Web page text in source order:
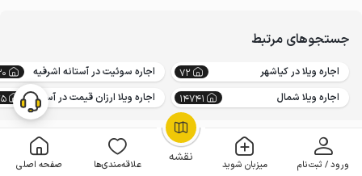
نقشه ورود / ثبت‌نام میزبان شوید علاقه‌مندی‌ها صفحه اصلی
OpenStreetMap
جستجوهای مرتبط
اجاره ویلا در کیاشهر 72 اجاره سوئیت در آستانه اشرفیه
اجاره ویلا شمال
14741 اجاره ویلا ارزان قیمت در آستانه اشرفیه